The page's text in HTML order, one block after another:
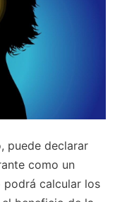
puede declarar
como un
calcular los